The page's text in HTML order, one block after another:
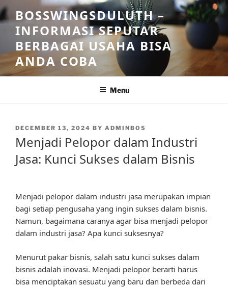
Skip
to
content
BOSSWINGSDULUTH –
INFORMASI SEPUTAR
BERBAGAI USAHA BISA
ANDA COBA
Menu
POSTED
DECEMBER 13, 2024 BY ADMINBOS
Menjadi Pelopor dalam Industri
Jasa: Kunci Sukses dalam Bisnis
Menjadi pelopor dalam industri jasa merupakan impian
bagi setiap pengusaha yang ingin sukses dalam bisnis.
Namun, bagaimana caranya agar bisa menjadi pelopor
dalam industri jasa? Apa kunci suksesnya?
Menurut pakar bisnis, salah satu kunci sukses dalam
bisnis adalah inovasi. Menjadi pelopor berarti harus
bisa menciptakan sesuatu yang baru dan berbeda dari